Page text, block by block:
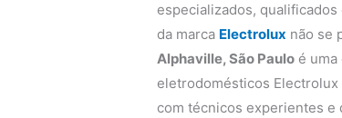
especializados,
da marca Electrolux não se
Alphaville, São Paulo é
eletrodomésticos
com técnicos experientes e